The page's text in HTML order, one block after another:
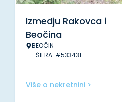
Izmedju Rakovca i
Beočina
BEOČIN
ŠIFRA: #533431
Više o nekretnini >